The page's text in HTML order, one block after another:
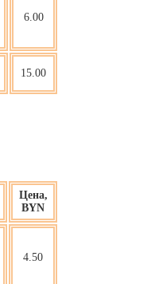
6.00
15.00
Цена,
BYN
4.50